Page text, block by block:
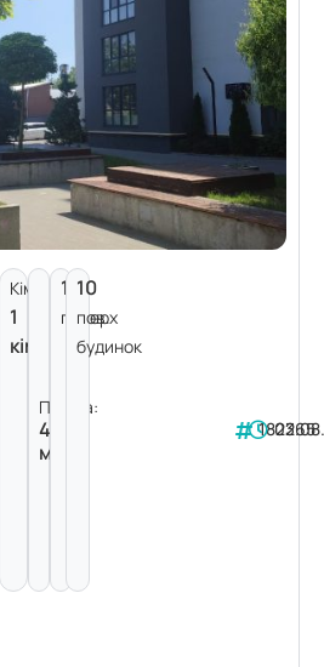
Кімнат:
1
кімната
Площа:
42
м²
1
поверх
10
пов.
будинок
182265